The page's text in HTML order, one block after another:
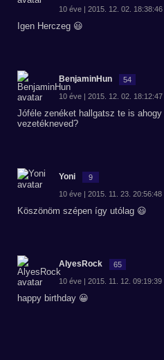
10 éve | 2015. 12. 02. 18:38:46
Igen Herczeg 😃
BenjaminHun 54
10 éve | 2015. 12. 02. 18:12:47
Jóféle zenéket hallgatsz te is
vezetékneved?
Yoni 9
10 éve | 2015. 11. 23. 20:56:48
Köszönöm szépen így utólag 😃
AlyesRock 65
10 éve | 2015. 11. 12. 09:19:39
happy birthday 😀